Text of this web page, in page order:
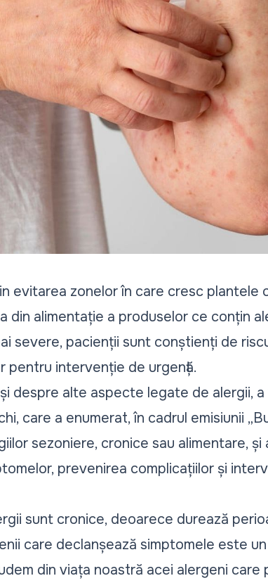
evitarea zonelor în care cresc plantele
din alimentație a produselor ce conțin
severe, pacienții sunt conștienți de
intervenție de urgență.
despre alte aspecte legate de alergii,
care a enumerat, în cadrul emisiunii
sezoniere, cronice sau alimentare,
prevenirea complicațiilor și
sunt cronice, deoarece durează
care declanșează simptomele este
din viața noastră acei alergeni care